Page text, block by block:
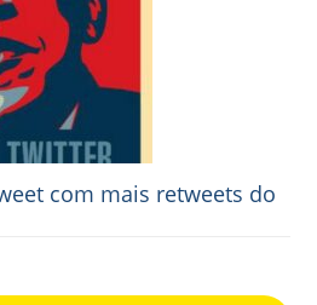
com mais retweets do